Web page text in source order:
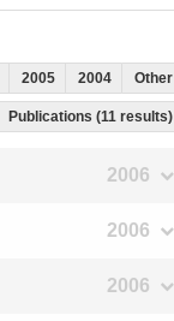
2005 2004 Other
Publications (11 results)
2006
2006
2006